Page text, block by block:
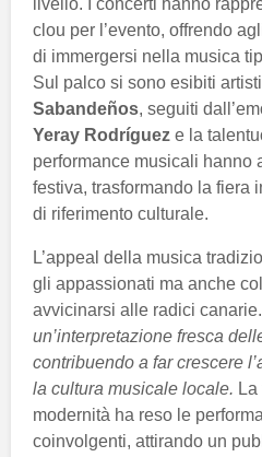
livello. I concerti hanno
clou per l’evento, offrendo
di immergersi nella musica
Sul palco si sono esibiti
Sabandeños, seguiti
Yeray Rodríguez e la
performance musicali hanno
festiva, trasformando la fiera
di riferimento culturale.
L’appeal della musica
gli appassionati ma anche
avvicinarsi alle radici canarie.
un’interpretazione fresca
contribuendo a far crescere
la cultura musicale locale.
modernità ha reso le
coinvolgenti, attirando un